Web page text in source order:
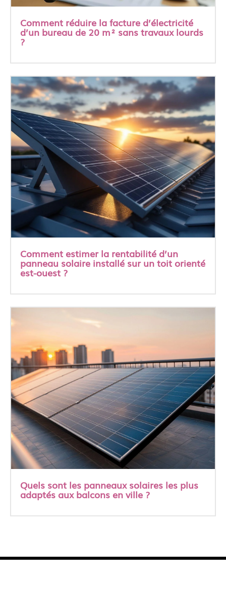
Comment réduire la facture d’électricité
d’un bureau de 20 m² sans travaux lourds
?
Comment estimer la rentabilité d’un
panneau solaire installé sur un toit orienté
est-ouest ?
Quels sont les panneaux solaires les plus
adaptés aux balcons en ville ?